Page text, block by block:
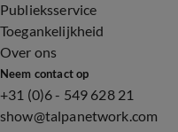
Publieksservice
Toegankelijkheid
Over ons
Neem contact op
+31 (0)6 - 549 628 21
show@talpanetwork.com